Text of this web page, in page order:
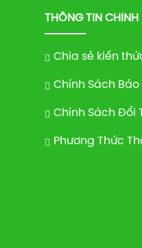
THÔNG TIN CHÍNH
Chia sẻ kiến
Chính Sách Bảo
Chính Sách Đổi
Phương Thức